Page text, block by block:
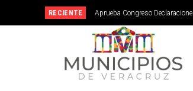
RECIENTE Aprueba Congreso